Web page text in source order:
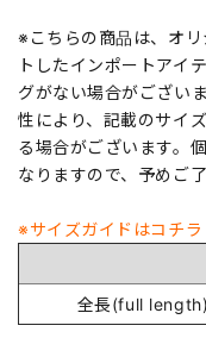
※こちらの商品は、オ
トしたインポートアイ
グがない場合がござい
性により、記載のサイ
る場合がございます。
なりますので、予めご
※サイズガイドはコチラ
全長(full length)